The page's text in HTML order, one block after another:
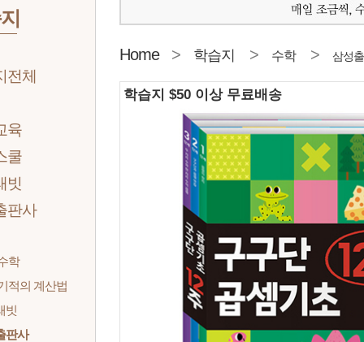
전체
육
쿨
빗
판사
학
적의 계산법
빗
판사
Home > 학습지 > 수학 > 삼성
학습지 $50 이상 무료배송